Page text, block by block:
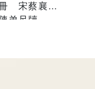
宋蔡襄致
弟尺牘